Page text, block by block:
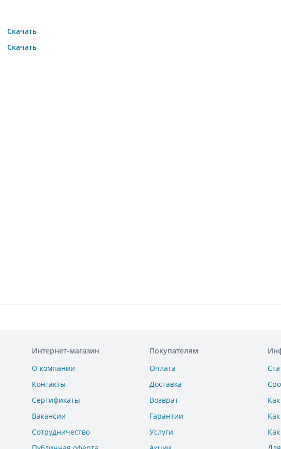
Скачать
Скачать
Интернет-магазин
О компании
Контакты
Сертификаты
Вакансии
Сотрудничество
Покупателям
Оплата
Доставка
Возврат
Гарантии
Услуги